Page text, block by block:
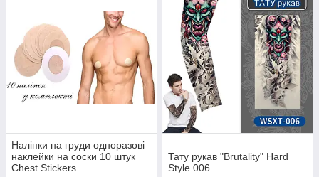
Наліпки на груди одноразові
наклейки на соски 10 штук
Chest Stickers
Тату рукав "Brutality" Hard
Style 006